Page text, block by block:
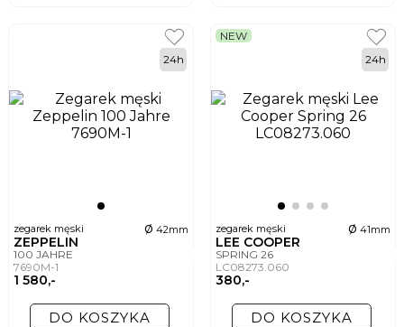
zegarek męski ø 42mm
ZEPPELIN
100 JAHRE
7690M-1
1 580,-
24h
DO KOSZYKA
zegarek męski ø 41mm
LEE COOPER
SPRING 26
LC08273.060
380,-
NEW
24h
DO KOSZYKA